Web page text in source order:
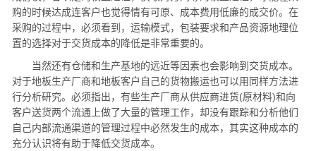
购的时候达成连客户也觉得情有可原、成本费用低廉的成交价。在
采购的过程中，必须看到，运输模式，包装要求和产品资源地理位
置的选择对于交货成本的降低是非常重要的。
当然还有仓储和生产基地的远近等因素也会影响到交货成本。
对于地板生产厂商和地板客户自己的货物搬运也可以用同样方法进
行分析研究。必须指出，有些生产厂商从供应商进货(原材料)和向
客户送货两个流通上做了大量的管理工作，却没有跟踪和分析他们
自己内部流通渠道的管理过程中必然发生的成本，其实这种成本的
充分认识将有助于降低交货成本。